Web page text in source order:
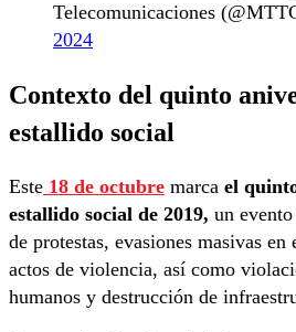
Telecomunicaciones
2024
Contexto del quinto
estallido social
Este 18 de octubre marca el
estallido social de 2019, un
de protestas, evasiones masivas
actos de violencia, así como
humanos y destrucción de